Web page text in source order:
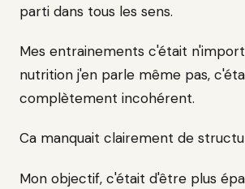
parti dans tous les sens.
Mes entrainements c'était
nutrition j'en parle même pas,
complètement incohérent.
Ca manquait clairement de
Mon objectif, c'était d'être plus